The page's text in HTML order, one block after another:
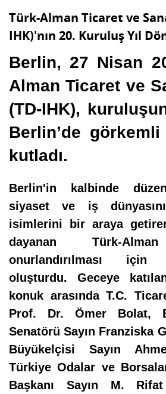
Türk-Alman Ticaret ve
IHK)'nın 20. Kuruluş Yıl
Berlin, 27 Nisan
Alman Ticaret ve
(TD-IHK),
Berlin’de
kutladı.
Berlin'in kalbinde
siyaset ve iş
isimlerini bir araya
dayanan Türk-
onurlandırılması
oluşturdu. Geceye
konuk arasında T.C.
Prof. Dr. Ömer Bolat,
Senatörü Sayın Franziska
Büyükelçisi Sayın
Türkiye Odalar ve
Başkanı Sayın M. Rifat